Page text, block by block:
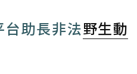
助長非法野生動